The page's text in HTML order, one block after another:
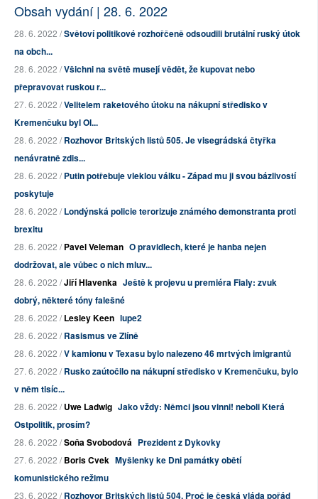
Obsah vydání | 28. 6. 2022
28. 6. 2022 /Světoví politikové rozhořčeně odsoudili brutální ruský útok
na obch...
28. 6. 2022 /Všichni na světě musejí vědět, že kupovat nebo
přepravovat ruskou r...
27. 6. 2022 /Velitelem raketového útoku na nákupní středisko v
Kremenčuku byl Ol...
28. 6. 2022 /Rozhovor Britských listů 505. Je visegrádská čtyřka
nenávratně zdis...
28. 6. 2022 /Putin potřebuje vleklou válku - Západ mu ji svou bázlivostí
poskytuje
28. 6. 2022 /Londýnská policie terorizuje známého demonstranta proti
brexitu
28. 6. 2022 /Pavel Veleman O pravidlech, které je hanba nejen
dodržovat, ale vůbec o nich mluv...
28. 6. 2022 /Jiří Hlavenka Ještě k projevu u premiéra Fialy: zvuk
dobrý, některé tóny falešné
28. 6. 2022 /Lesley Keen lupe2
28. 6. 2022 /Rasismus ve Zlíně
28. 6. 2022 /V kamionu v Texasu bylo nalezeno 46 mrtvých imigrantů
27. 6. 2022 /Rusko zaútočilo na nákupní středisko v Kremenčuku, bylo
v něm tisíc...
28. 6. 2022 /Uwe Ladwig Jako vždy: Němci jsou vinni! neboli Která
Ostpolitik, prosím?
28. 6. 2022 /Soňa Svobodová Prezident z Dykovky
27. 6. 2022 /Boris Cvek Myšlenky ke Dni památky obětí
komunistického režimu
23. 6. 2022 /Rozhovor Britských listů 504. Proč je česká vláda pořád